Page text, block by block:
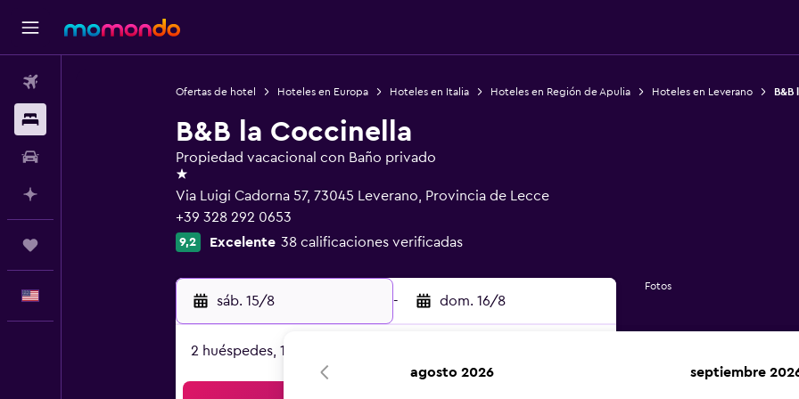
Ofertas de hotel Hoteles en Europa Hoteles en Italia Hoteles en Región de Apulia Hoteles en Leverano B&B
B&B la Coccinella
Propiedad vacacional con Baño privado
1 estrella
Via Luigi Cadorna 57, 73045 Leverano, Provincia de Lecce
+39 328 292 0653
9,2 Excelente 38 calificaciones verificadas
sáb. 15/8 - dom. 16/8
2 huéspedes, 1 habitación
Fotos
agosto 2026 septiembre